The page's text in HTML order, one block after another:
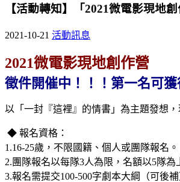
【活動轉知】「2021微電影現地
2021-10-21 活動訊息
2021微電影現地創作營
徵件開催中！！！第一名可獲
以「一封『這裡』的情書」為主題發想
◆ 報名資格：
1.16-25歲，不限國籍、個人或團隊報名。
2.團隊報名以每隊3人為限，名額以5隊為
3.報名需提交100-500字劇本大綱（可後